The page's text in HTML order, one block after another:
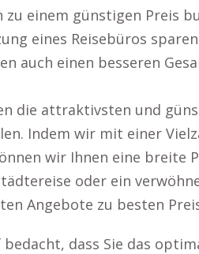
zu einem günstigen Preis
eines Reisebüros
auch einen besseren
die attraktivsten und
Indem wir mit einer
wir Ihnen eine breite
oder ein
Angebote zu besten
bedacht, dass Sie das